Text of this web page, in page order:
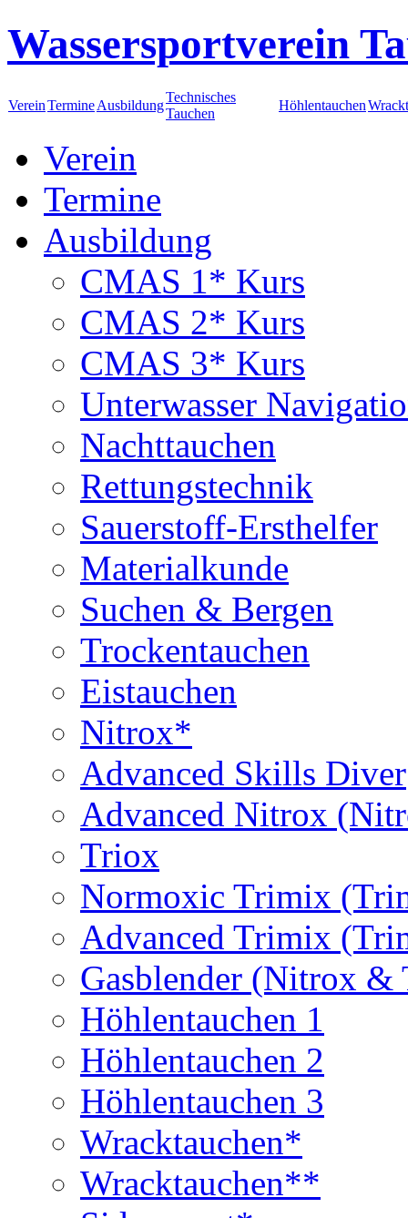
Wassersportverein
VereinTermineAusbildung
Technisches
Tauchen
Höhlentauchen
Verein
Termine
Ausbildung
CMAS 1* Kurs
CMAS 2* Kurs
CMAS 3* Kurs
Unterwasser
Nachttauchen
Rettungstechnik
Sauerstoff-Ersthelfer
Materialkunde
Suchen & Bergen
Trockentauchen
Eistauchen
Nitrox*
Advanced Skills Diver
Advanced Nitrox
Triox
Normoxic Trimix
Advanced Trimix
Gasblender (Nitrox
Höhlentauchen 1
Höhlentauchen 2
Höhlentauchen 3
Wracktauchen*
Wracktauchen**